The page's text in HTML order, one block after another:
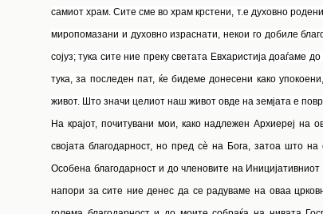
самиот храм. Сите сме во храм крстени, т.е духовно
миропомазани и духовно израснати, некои го добиле
сојуз; тука сите ние преку светата Евхаристија доаѓаме
тука, за последен пат, ќе бидеме донесени како
живот. Што значи целиот наш живот овде на земјата е
На крајот, почитувани мои, како надлежен Архиереј на
својата благодарност, но пред сѐ на Бога, затоа што
Особена благодарност и до членовите на
напори за сите ние денес да се радуваме на оваа